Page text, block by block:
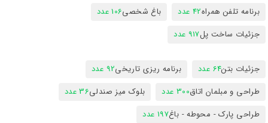
برنامه تلفن همراه42 عدد باغ شخصی106 عدد
جزئیات ساخت پل917 عدد
جزئیات بتن64 عدد برنامه ریزی تاریخی92 عدد
طراحی و مبلمان اتاق300 عدد بلوک میز صندلی36 عدد
طراحی پارک - محوطه - باغ197 عدد